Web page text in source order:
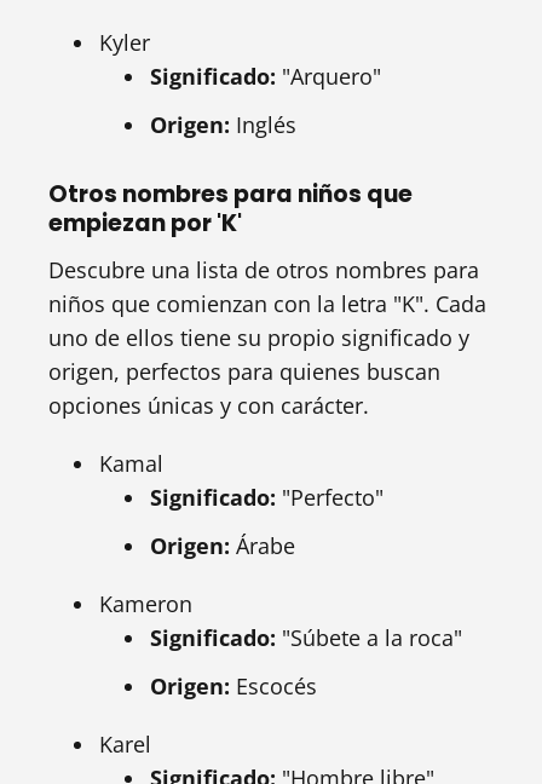
Kyler
Significado: "Arquero"
Origen: Inglés
Otros nombres para niños que
empiezan por 'K'
Descubre una lista de otros nombres para
niños que comienzan con la letra "K". Cada
uno de ellos tiene su propio significado y
origen, perfectos para quienes buscan
opciones únicas y con carácter.
Kamal
Significado: "Perfecto"
Origen: Árabe
Kameron
Significado: "Súbete a la roca"
Origen: Escocés
Karel
Significado: "Hombre libre"